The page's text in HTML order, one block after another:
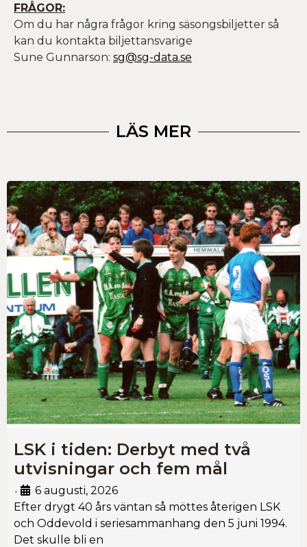
FRÅGOR:
Om du har några frågor kring säsongsbiljetter så
kan du kontakta biljettansvarige
Sune Gunnarson: sg@sg-data.se
LÄS MER
LSK i tiden: Derbyt med två
utvisningar och fem mål
•
6 augusti, 2026
Efter drygt 40 års väntan så möttes återigen LSK
och Oddevold i seriesammanhang den 5 juni 1994.
Det skulle bli en